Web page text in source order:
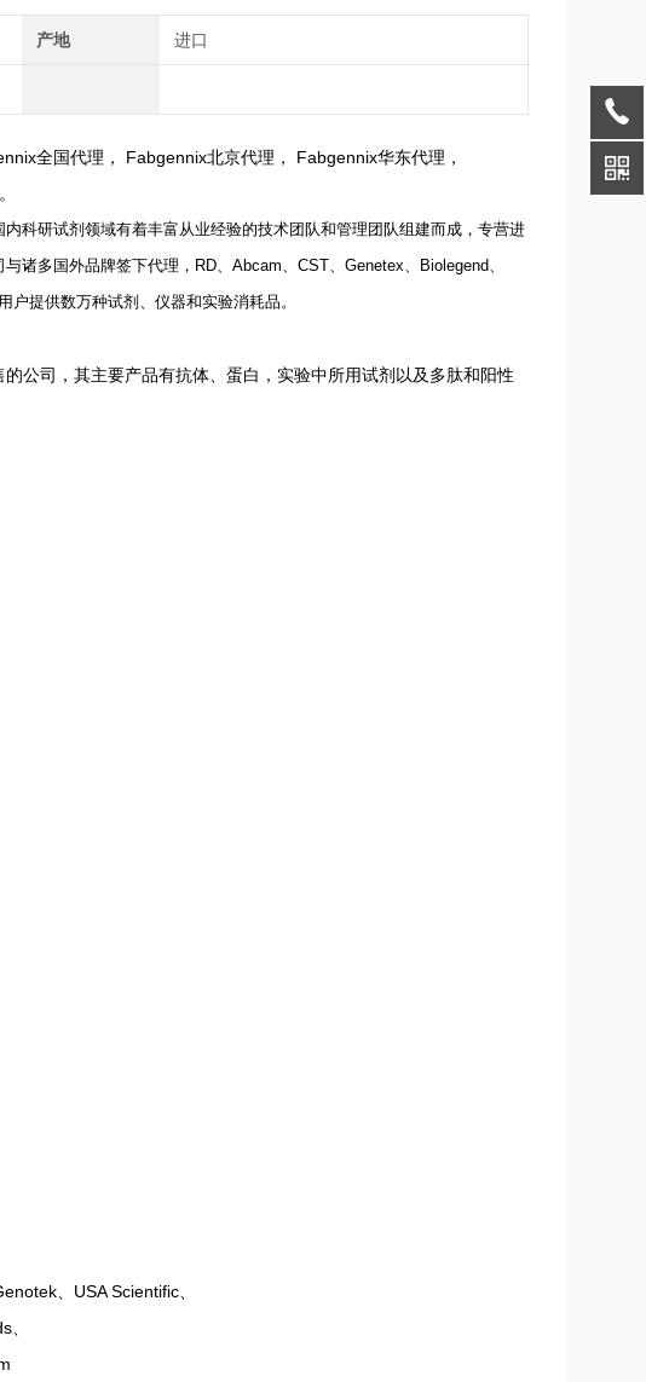
产地 进口
全国代理， Fabgennix北京代理， Fabgennix华东代理，
科研试剂领域有着丰富从业经验的技术团队和管理团队组建而成，专营进
诸多国外品牌签下代理， RD、 Abcam、 CST、 Genetex、 Biolegend、
户提供数万种试剂、仪器和实验消耗品。
公司，其主要产品有抗体、蛋白，实验中所用试剂以及多肽和阳性
、USA Scientific、